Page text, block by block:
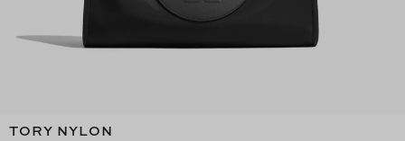
TORY NYLON